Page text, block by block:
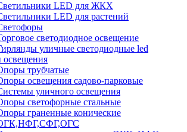
LED для ЖКХ
LED для растений
светодиодное освещение
уличные светодиодные led
трубчатые
освещения садово-парковые
уличного освещения
светофорные стальные
граненные конические